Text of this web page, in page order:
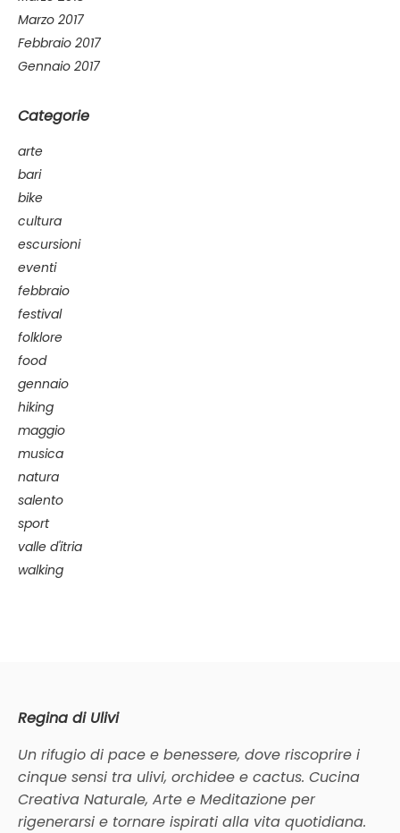
Marzo 2017
Febbraio 2017
Gennaio 2017
Categorie
arte
bari
bike
cultura
escursioni
eventi
febbraio
festival
folklore
food
gennaio
hiking
maggio
musica
natura
salento
sport
valle d'itria
walking
Regina di Ulivi
Un rifugio di pace e benessere, dove riscoprire i
cinque sensi tra ulivi, orchidee e cactus. Cucina
Creativa Naturale, Arte e Meditazione per
rigenerarsi e tornare ispirati alla vita quotidiana.